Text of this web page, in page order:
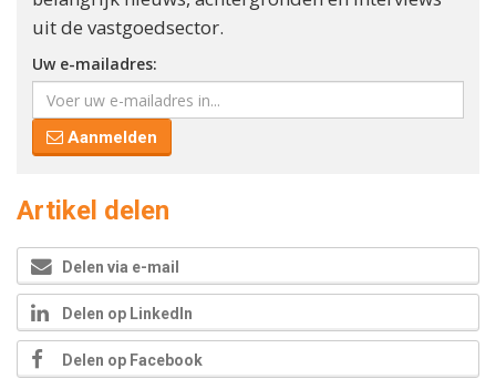
uit de vastgoedsector.
Uw e-mailadres:
Aanmelden
Artikel delen
Delen via e-mail
Delen op LinkedIn
Delen op Facebook